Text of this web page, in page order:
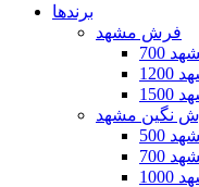
برندها
فرش مشهد
نگین مشهد